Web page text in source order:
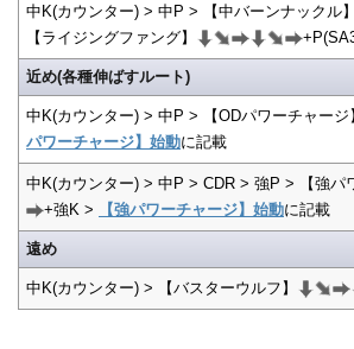
中K(カウンター) > 中P > 【中バーンナックル】
【ライジングファング】
近め(各種伸ばすルート)
中K(カウンター) > 中P > 【ODパワーチャージ
パワーチャージ】始動に記載
中K(カウンター) > 中P > CDR > 強P > 【強パ
+強K >
【強パワーチャージ】始動に記載
遠め
中K(カウンター) > 【バスターウルフ】